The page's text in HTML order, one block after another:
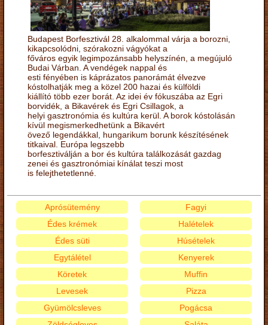
Budapest Borfesztivál 28. alkalommal várja a borozni,
kikapcsolódni, szórakozni vágyókat a
főváros egyik legimpozánsabb helyszínén, a megújuló
Budai Várban. A vendégek nappal és
esti fényében is káprázatos panorámát élvezve
kóstolhatják meg a közel 200 hazai és külföldi
kiállító több ezer borát. Az idei év fókuszába az Egri
borvidék, a Bikavérek és Egri Csillagok, a
helyi gasztronómia és kultúra kerül. A borok kóstolásán
kívül megismerkedhetünk a Bikavért
övező legendákkal, hungarikum borunk készítésének
titkaival. Európa legszebb
borfesztiválján a bor és kultúra találkozását gazdag
zenei és gasztronómiai kínálat teszi most
is felejthetetlenné.
Aprósütemény
Édes krémek
Édes süti
Egytálétel
Fagyi
Halételek
Húsételek
Kenyerek
Köretek
Levesek
Gyümölcsleves
Muffin
Pizza
Pogácsa